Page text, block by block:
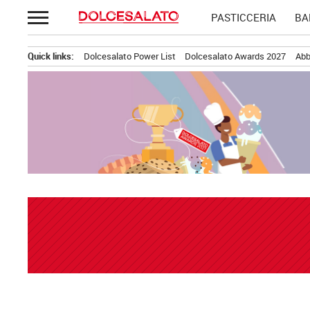
Passa
al
PASTICCERIA
Quick links: Dolcesalato Power List Dolcesalato Awards 2027